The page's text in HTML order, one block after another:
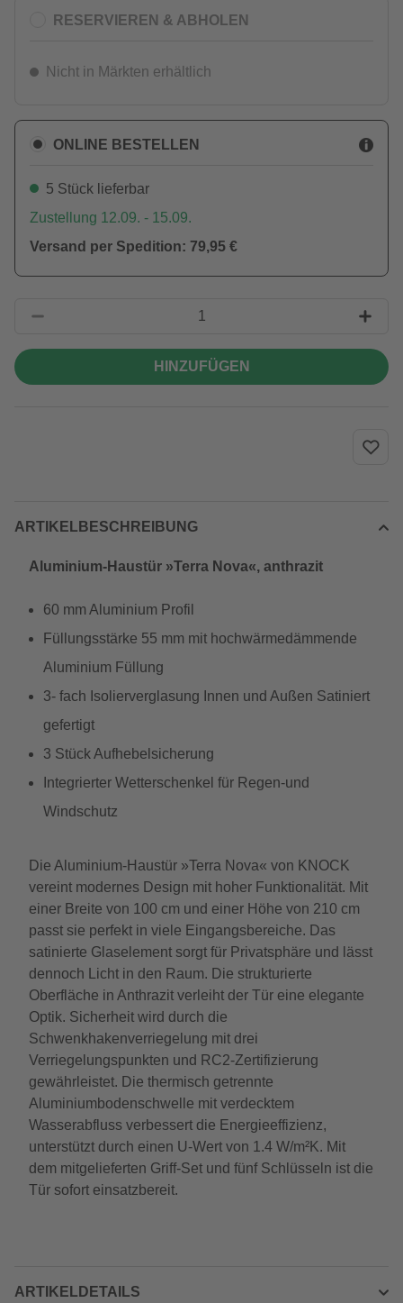
RESERVIEREN & ABHOLEN
Nicht in Märkten erhältlich
ONLINE BESTELLEN
5 Stück lieferbar
Zustellung 12.09. - 15.09.
Versand per Spedition: 79,95 €
HINZUFÜGEN
ARTIKELBESCHREIBUNG
Aluminium-Haustür »Terra Nova«, anthrazit
60 mm Aluminium Profil
Füllungsstärke 55 mm mit hochwärmedämmende
Aluminium Füllung
3- fach Isolierverglasung Innen und Außen Satiniert
gefertigt
3 Stück Aufhebelsicherung
Integrierter Wetterschenkel für Regen-und
Windschutz
Die Aluminium-Haustür »Terra Nova« von KNOCK
vereint modernes Design mit hoher Funktionalität. Mit
einer Breite von 100 cm und einer Höhe von 210 cm
passt sie perfekt in viele Eingangsbereiche. Das
satinierte Glaselement sorgt für Privatsphäre und lässt
dennoch Licht in den Raum. Die strukturierte
Oberfläche in Anthrazit verleiht der Tür eine elegante
Optik. Sicherheit wird durch die
Schwenkhakenverriegelung mit drei
Verriegelungspunkten und RC2-Zertifizierung
gewährleistet. Die thermisch getrennte
Aluminiumbodenschwelle mit verdecktem
Wasserabfluss verbessert die Energieeffizienz,
unterstützt durch einen U-Wert von 1.4 W/m²K. Mit
dem mitgelieferten Griff-Set und fünf Schlüsseln ist die
Tür sofort einsatzbereit.
ARTIKELDETAILS